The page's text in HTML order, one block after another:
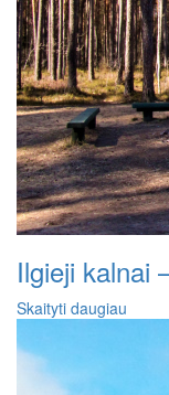
Ilgieji kalnai
Skaityti daugiau